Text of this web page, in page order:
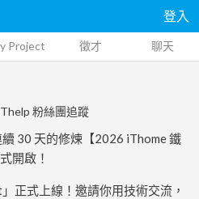
登入
Project 徵才 聊天
粉絲團追蹤
30 天的修煉【2026 iThome 鐵
開啟！
正式上線！邀請你用技術交流，